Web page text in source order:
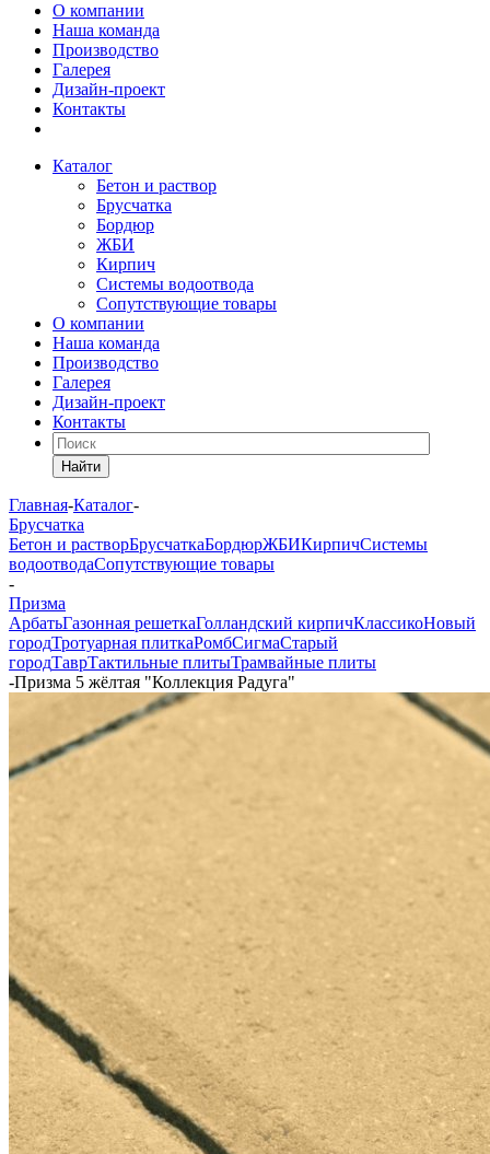
О компании
Наша команда
Производство
Галерея
Дизайн-проект
Контакты
Каталог
Бетон и раствор
Брусчатка
Бордюр
ЖБИ
Кирпич
Системы водоотвода
Сопутствующие товары
О компании
Наша команда
Производство
Галерея
Дизайн-проект
Контакты
Найти
Главная-Каталог-
Брусчатка
Бетон и растворБрусчаткаБордюрЖБИКирпичСистемы
водоотводаСопутствующие товары
-
Призма
АрбатьГазонная решеткаГолландский кирпичКлассикоНовый
городТротуарная плиткаРомбСигмаСтарый
городТаврТактильные плитыТрамвайные плиты
-Призма 5 жёлтая "Коллекция Радуга"